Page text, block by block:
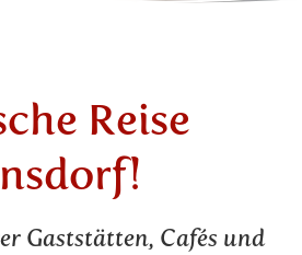
Reise
Gaststätten, Cafés und